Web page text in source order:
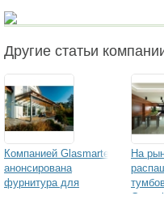
Другие статьи
Компанией Glasmarte
анонсирована
фурнитура для
На